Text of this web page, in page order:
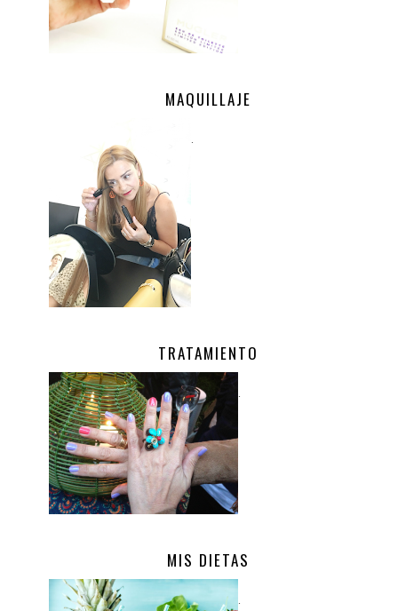
MAQUILLAJE
.
TRATAMIENTO
.
MIS DIETAS
.